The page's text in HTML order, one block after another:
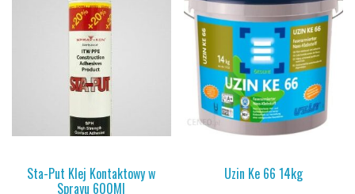
Sta-Put Klej Kontaktowy w
Sprayu 600Ml
Uzin Ke 66 14kg